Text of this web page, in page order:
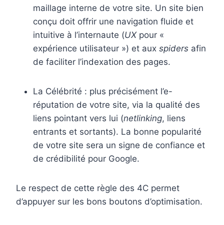
maillage interne de votre site. Un site bien
conçu doit offrir une navigation fluide et
intuitive à l’internaute (UX pour «
expérience utilisateur ») et aux spiders afin
de faciliter l’indexation des pages.
La Célébrité : plus précisément l’e-
réputation de votre site, via la qualité des
liens pointant vers lui (netlinking, liens
entrants et sortants). La bonne popularité
de votre site sera un signe de confiance et
de crédibilité pour Google.
Le respect de cette règle des 4C permet
d’appuyer sur les bons boutons d’optimisation.